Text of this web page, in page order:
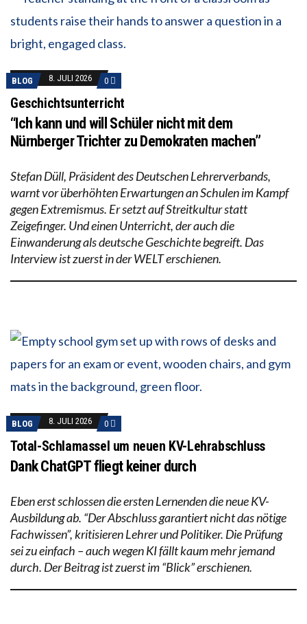
BLOG 8. JULI 2026 0
Geschichtsunterricht
“Ich kann und will Schüler nicht mit dem
Nürnberger Trichter zu Demokraten machen”
Stefan Düll, Präsident des Deutschen Lehrerverbands,
warnt vor überhöhten Erwartungen an Schulen im Kampf
gegen Extremismus. Er setzt auf Streitkultur statt
Zeigefinger. Und einen Unterricht, der auch die
Einwanderung als deutsche Geschichte begreift. Das
Interview ist zuerst in der WELT erschienen.
BLOG 8. JULI 2026 0
Total-Schlamassel um neuen KV-Lehrabschluss
Dank ChatGPT fliegt keiner durch
Eben erst schlossen die ersten Lernenden die neue KV-
Ausbildung ab. “Der Abschluss garantiert nicht das nötige
Fachwissen”, kritisieren Lehrer und Politiker. Die Prüfung
sei zu einfach – auch wegen KI fällt kaum mehr jemand
durch. Der Beitrag ist zuerst im “Blick” erschienen.